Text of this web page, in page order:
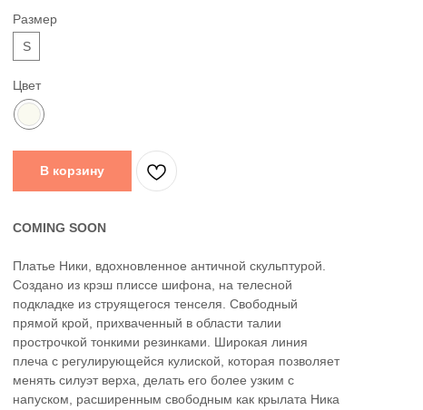
Размер
S
Цвет
В корзину
COMING SOON
Платье Ники, вдохновленное античной скульптурой.
Создано из крэш плиссе шифона, на телесной
подкладке из струящегося тенселя. Свободный
прямой крой, прихваченный в области талии
прострочкой тонкими резинками. Широкая линия
плеча с регулирующейся кулиской, которая позволяет
менять силуэт верха, делать его более узким с
напуском, расширенным свободным как крылата Ника